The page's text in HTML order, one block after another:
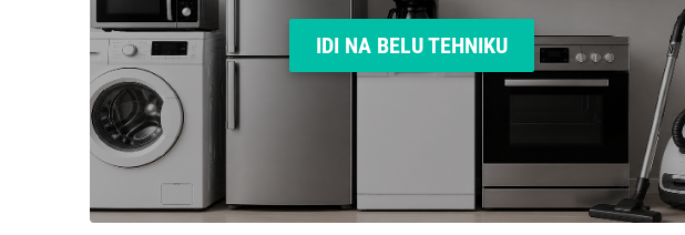
IDI NA BELU TEHNIKU